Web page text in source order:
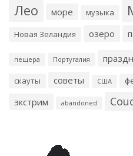
Лео море музыка
Новая Зеландия озеро
пещера Португалия
скауты советы США
экстрим abandoned